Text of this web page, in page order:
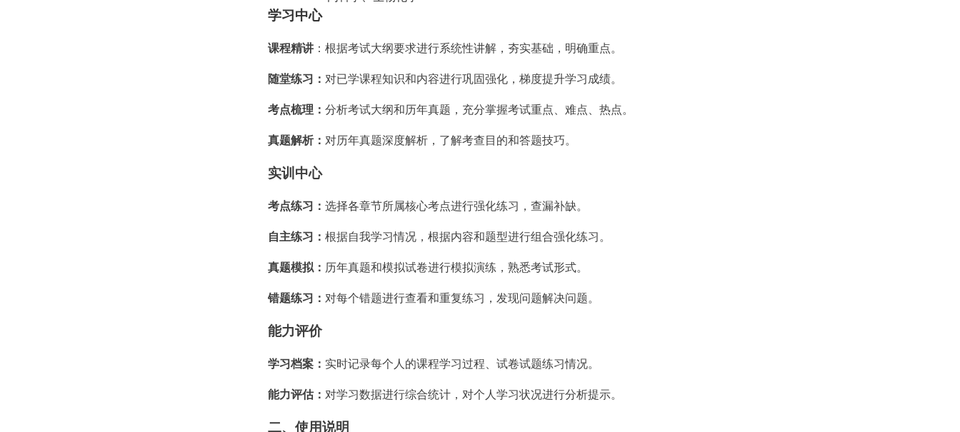
学习中心
课程精讲：根据考试大纲要求进行系统性讲解，夯实基础，明确重点。
随堂练习： 对已学课程知识和内容进行巩固强化，梯度提升学习成绩。
考点梳理： 分析考试大纲和历年真题，充分掌握考试重点、难点、热点。
真题解析： 对历年真题深度解析，了解考查目的和答题技巧。
实训中心
考点练习： 选择各章节所属核心考点进行强化练习，查漏补缺。
自主练习： 根据自我学习情况，根据内容和题型进行组合强化练习。
真题模拟： 历年真题和模拟试卷进行模拟演练，熟悉考试形式。
错题练习： 对每个错题进行查看和重复练习，发现问题解决问题。
能力评价
学习档案： 实时记录每个人的课程学习过程、试卷试题练习情况。
能力评估： 对学习数据进行综合统计，对个人学习状况进行分析提示。
二、使用说明